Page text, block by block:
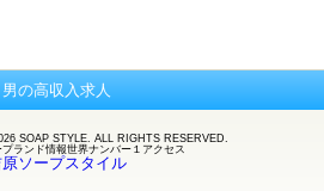
男の高収入求人
SOAP STYLE. ALL RIGHTS RESERVED.
プランド情報世界ナンバー１アクセス
ソープスタイル